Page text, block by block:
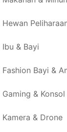
Hewan
Ibu & Bayi
Fashion Bayi &
Gaming & Konsol
Kamera & Drone